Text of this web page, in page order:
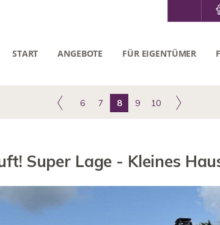
START ANGEBOTE FÜR EIGENTÜMER
6 7 8 9 10
Super Lage - Kleines